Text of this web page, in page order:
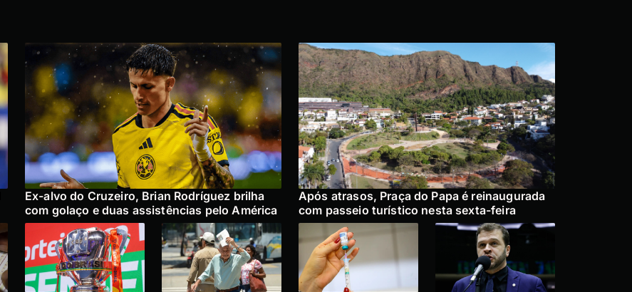
Ex-alvo do Cruzeiro, Brian Rodríguez brilha
com golaço e duas assistências pelo América
Após atrasos, Praça do Papa é reinaugurada
com passeio turístico nesta sexta-feira